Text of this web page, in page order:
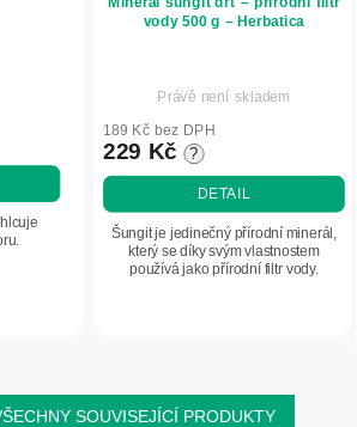
vody 500 g – Herbatica
hodnocení
produktu
je
5,0
z
hvězdiček.
Právě není skladem
189 Kč bez DPH
229 Kč ?
DETAIL
Šungit je jedinečný přírodní minerál,
který se díky svým vlastnostem
používá jako přírodní filtr vody.
SOUVISEJÍCÍ PRODUKTY